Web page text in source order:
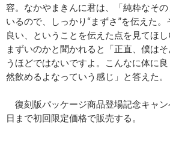
容。なかやまきんに君は、「純粋なそ
いるので、しっかり“まずさ”を伝えた
良い、ということを伝えた点を見てほ
まずいのかと聞かれると「正直、僕は
うほどではないですよ。こんなに体に
然飲めるよなっていう感じ」と答えた。
復刻版パッケージ商品登場記念キャ
日まで初回限定価格で販売する。